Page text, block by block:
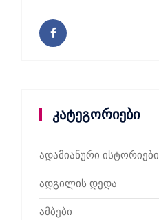
კატეგორიები
ადამიანური ისტორიები
ადგილის დედა
ამბები